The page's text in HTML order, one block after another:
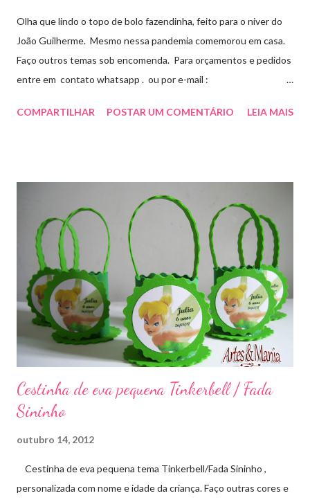
Olha que lindo o topo de bolo fazendinha, feito para o niver do
João Guilherme. Mesmo nessa pandemia comemorou em casa.
Faço outros temas sob encomenda. Para orçamentos e pedidos
entre em contato whatsapp . ou por e-mail :
COMPARTILHAR
POSTAR UM COMENTÁRIO LEIA MAIS
Cestinha de eva pequena Tinkerbell / Fada
Sininho
outubro 14, 2012
Cestinha de eva pequena tema Tinkerbell/Fada Sininho ,
personalizada com nome e idade da criança. Faço outras cores e